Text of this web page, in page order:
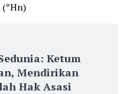
(*Hn)
Ketum
Mendirikan
Hak Asasi